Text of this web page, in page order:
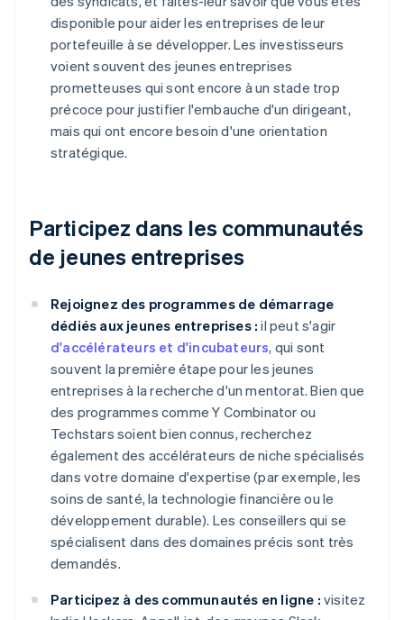
disponible pour aider les entreprises de leur
portefeuille à se développer. Les investisseurs
voient souvent des jeunes entreprises
prometteuses qui sont encore à un stade trop
précoce pour justifier l'embauche d'un dirigeant,
mais qui ont encore besoin d'une orientation
stratégique.
Participez dans les communautés
de jeunes entreprises
Rejoignez des programmes de démarrage
dédiés aux jeunes entreprises : il peut s'agir
d'accélérateurs et d'incubateurs, qui sont
souvent la première étape pour les jeunes
entreprises à la recherche d'un mentorat. Bien que
des programmes comme Y Combinator ou
Techstars soient bien connus, recherchez
également des accélérateurs de niche spécialisés
dans votre domaine d'expertise (par exemple, les
soins de santé, la technologie financière ou le
développement durable). Les conseillers qui se
spécialisent dans des domaines précis sont très
demandés.
Participez à des communautés en ligne : visitez